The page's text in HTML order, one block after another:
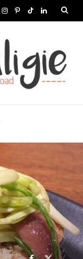
I
t
m
P
t
t
T
k
T
L
k